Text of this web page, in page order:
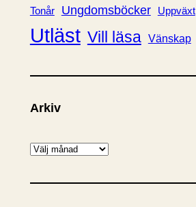
Tonår Ungdomsböcker Uppväxt
Utläst Vill läsa Vänskap
Arkiv
A
k